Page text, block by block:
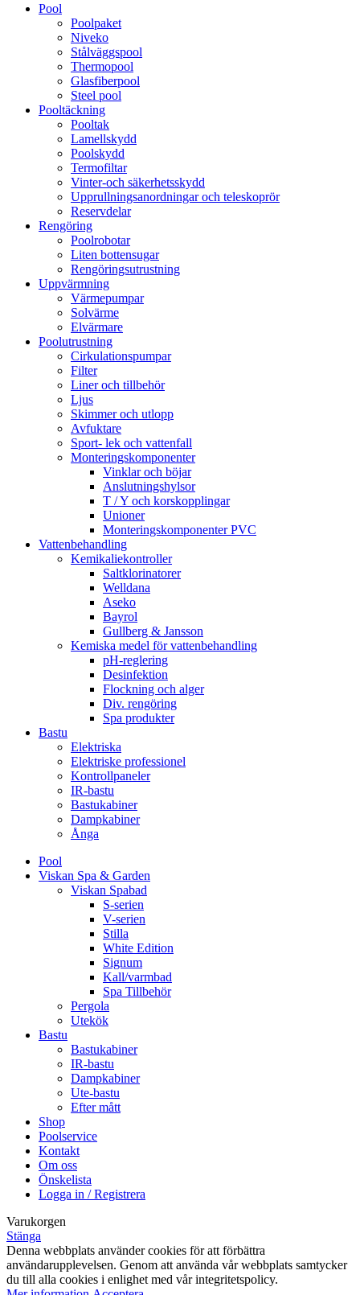
Pool
Poolpaket
Niveko
Stålväggspool
Thermopool
Glasfiberpool
Steel pool
Pooltäckning
Pooltak
Lamellskydd
Poolskydd
Termofiltar
Vinter-och säkerhetsskydd
Upprullningsanordningar och teleskoprör
Reservdelar
Rengöring
Poolrobotar
Liten bottensugar
Rengöringsutrustning
Uppvärmning
Värmepumpar
Solvärme
Elvärmare
Poolutrustning
Cirkulationspumpar
Filter
Liner och tillbehör
Ljus
Skimmer och utlopp
Avfuktare
Sport- lek och vattenfall
Monteringskomponenter
Vinklar och böjar
Anslutningshylsor
T / Y och korskopplingar
Unioner
Monteringskomponenter PVC
Vattenbehandling
Kemikaliekontroller
Saltklorinatorer
Welldana
Aseko
Bayrol
Gullberg & Jansson
Kemiska medel för vattenbehandling
pH-reglering
Desinfektion
Flockning och alger
Div. rengöring
Spa produkter
Bastu
Elektriska
Elektriske professionel
Kontrollpaneler
IR-bastu
Bastukabiner
Dampkabiner
Ånga
Pool
Viskan Spa & Garden
Viskan Spabad
S-serien
V-serien
Stilla
White Edition
Signum
Kall/varmbad
Spa Tillbehör
Pergola
Utekök
Bastu
Bastukabiner
IR-bastu
Dampkabiner
Ute-bastu
Efter mått
Shop
Poolservice
Kontakt
Om oss
Önskelista
Logga in / Registrera
Varukorgen
Stänga
Denna webbplats använder cookies för att förbättra
användarupplevelsen. Genom att använda vår webbplats samtycker
du till alla cookies i enlighet med vår integritetspolicy.